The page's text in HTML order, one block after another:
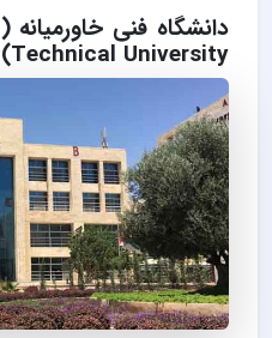
Technical University)